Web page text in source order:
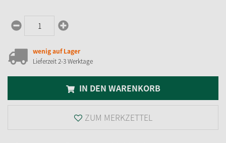
wenig auf Lager
Lieferzeit 2-3 Werktage
IN DEN WARENKORB
ZUM MERKZETTEL